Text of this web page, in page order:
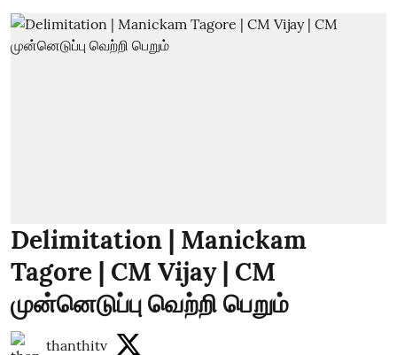
Delimitation | Manickam
Tagore | CM Vijay | CM
முன்னெடுப்பு வெற்றி பெறும்
thanthitv